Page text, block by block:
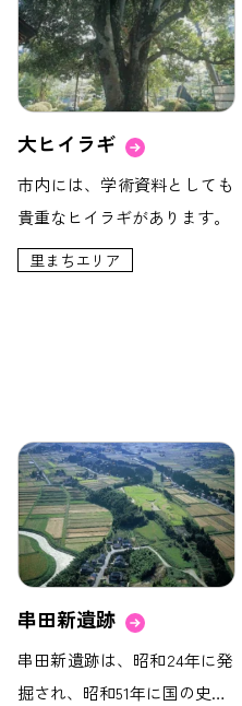
大ヒイラギ
市内には、学術資料としても
貴重なヒイラギがあります。
里まちエリア
串田新遺跡
串田新遺跡は、昭和24年に発
掘され、昭和51年に国の史…